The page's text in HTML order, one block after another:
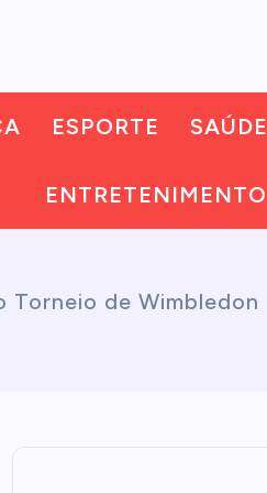
ESPORTE SAÚDE
ENTRETENIMENTO
Torneio de Wimbledon